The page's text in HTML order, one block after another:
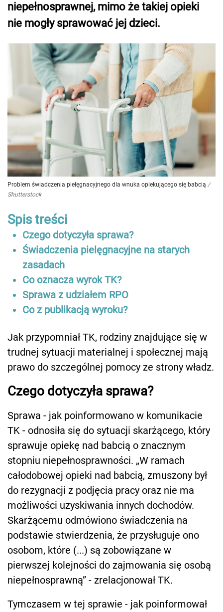
niepełnosprawnej, mimo że takiej opieki
nie mogły sprawować jej dzieci.
Problem świadczenia pielęgnacyjnego dla wnuka opiekującego się babcią /
Shutterstock
Spis treści
Czego dotyczyła sprawa?
Świadczenia pielęgnacyjne na starych
zasadach
Co oznacza wyrok TK?
Sprawa z udziałem RPO
Co z publikacją wyroku?
Jak przypomniał TK, rodziny znajdujące się w
trudnej sytuacji materialnej i społecznej mają
prawo do szczególnej pomocy ze strony władz.
Czego dotyczyła sprawa?
Sprawa - jak poinformowano w komunikacie
TK - odnosiła się do sytuacji skarżącego, który
sprawuje opiekę nad babcią o znacznym
stopniu niepełnosprawności. „W ramach
całodobowej opieki nad babcią, zmuszony był
do rezygnacji z podjęcia pracy oraz nie ma
możliwości uzyskiwania innych dochodów.
Skarżącemu odmówiono świadczenia na
podstawie stwierdzenia, że przysługuje ono
osobom, które (...) są zobowiązane w
pierwszej kolejności do zajmowania się osobą
niepełnosprawną” - zrelacjonował TK.
Tymczasem w tej sprawie - jak poinformował